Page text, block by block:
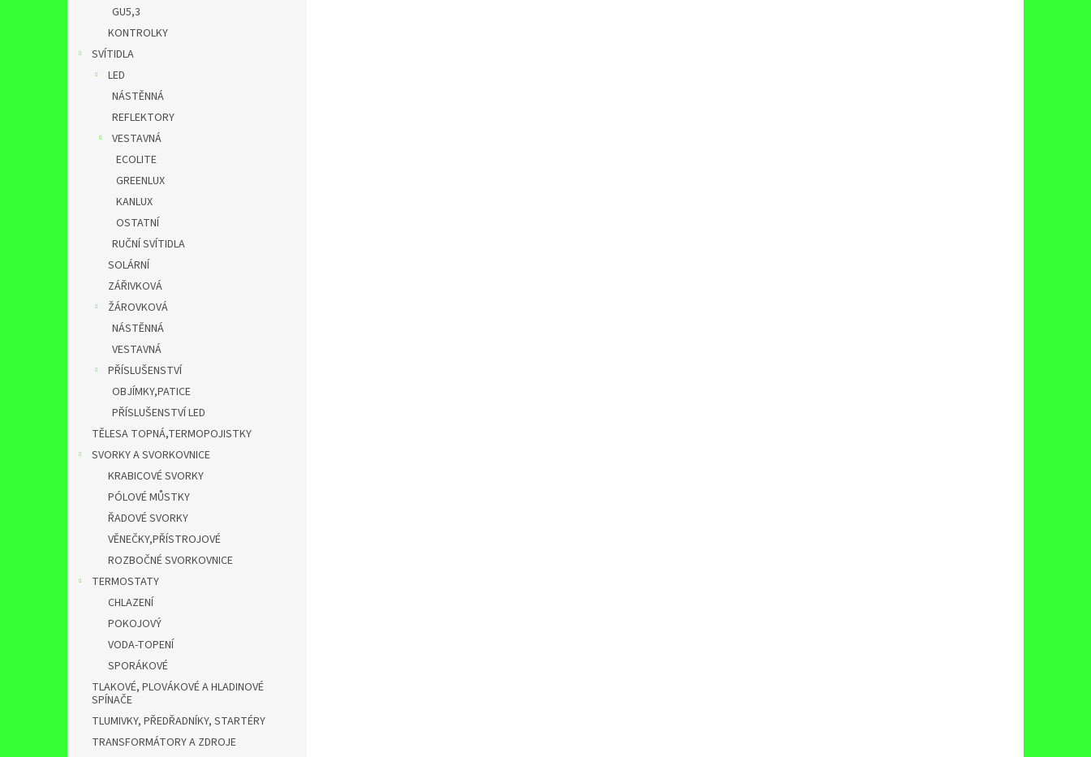
GU5,3
KONTROLKY
SVÍTIDLA
LED
NÁSTĚNNÁ
REFLEKTORY
VESTAVNÁ
ECOLITE
GREENLUX
KANLUX
OSTATNÍ
RUČNÍ SVÍTIDLA
SOLÁRNÍ
ZÁŘIVKOVÁ
ŽÁROVKOVÁ
NÁSTĚNNÁ
VESTAVNÁ
PŘÍSLUŠENSTVÍ
OBJÍMKY,PATICE
PŘÍSLUŠENSTVÍ LED
TĚLESA TOPNÁ,TERMOPOJISTKY
SVORKY A SVORKOVNICE
KRABICOVÉ SVORKY
PÓLOVÉ MŮSTKY
ŘADOVÉ SVORKY
VĚNEČKY,PŘÍSTROJOVÉ
ROZBOČNÉ SVORKOVNICE
TERMOSTATY
CHLAZENÍ
POKOJOVÝ
VODA-TOPENÍ
SPORÁKOVÉ
TLAKOVÉ, PLOVÁKOVÉ A HLADINOVÉ
SPÍNAČE
TLUMIVKY, PŘEDŘADNÍKY, STARTÉRY
TRANSFORMÁTORY A ZDROJE